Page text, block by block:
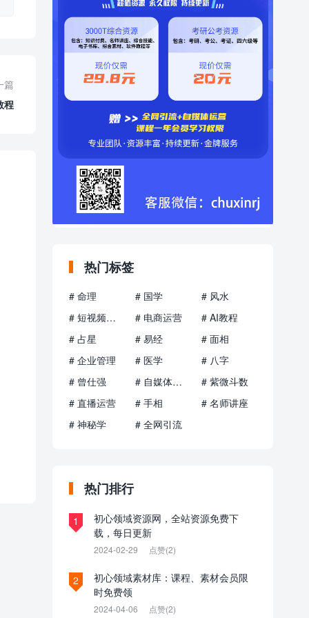
篇
程
热门标签
# 命理 # 国学
# 风水
# 短视频运营
# 电商运营
# AI教程
# 占星
# 易经
# 面相
# 企业管理
# 医学
# 八字
# 曾仕强
# 自媒体运营
# 紫微斗数
# 直播运营
# 手相
# 名师讲座
# 神秘学
# 全网引流
热门排行
1
初心领域资源网，全站资源免费下
载，每日更新
2024-02-29 点赞(2)
2
初心领域素材库：课程、素材会员限
时免费领
2024-04-06 点赞(2)